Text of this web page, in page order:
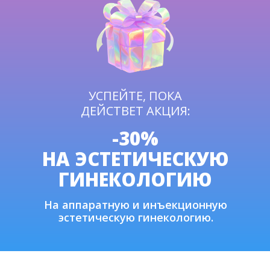
-30%
НА ЭСТЕТИЧЕСКУЮ
ГИНЕКОЛОГИЮ
УСПЕЙТЕ, ПОКА
ДЕЙСТВЕТ АКЦИЯ:
На аппаратную и инъекционную
эстетическую гинекологию.